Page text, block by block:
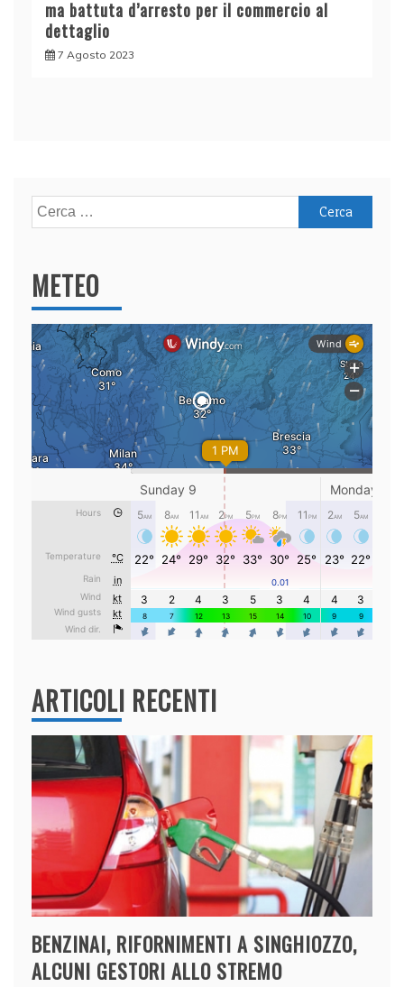
ma battuta d’arresto per il commercio al
dettaglio
7 Agosto 2023
Ricerca
per:
METEO
ARTICOLI RECENTI
BENZINAI, RIFORNIMENTI A SINGHIOZZO,
ALCUNI GESTORI ALLO STREMO